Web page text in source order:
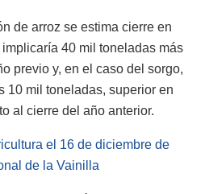
de arroz se estima cierre en
40 mil toneladas más
previo y, en el caso del sorgo,
10 mil toneladas, superior en
al cierre del año anterior.
el 16 de diciembre de
de la Vainilla